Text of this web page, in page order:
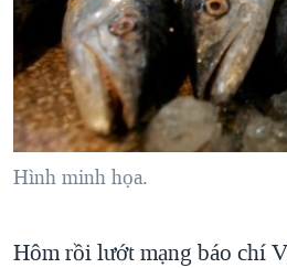
"Tìm"
NGƯỜI VIỆT HẢI NGOẠI
ĐỜI SỐNG
KINH TẾ
KHOA HỌC
SỨC KHOẺ
THỂ THAO
TẠI
HÀNH TRÌNH BẦU CỬ 2024
MỘT NĂM CHIẾN TRANH TẠI
GIẢI MÃ VÀNH ĐAI & CON
GROUND ZERO – XƯA VÀ NAY
VIDEO
NGHE
MẠNG XÃ HỘI
Hình minh họa.
Hôm rồi lướt mạng báo chí